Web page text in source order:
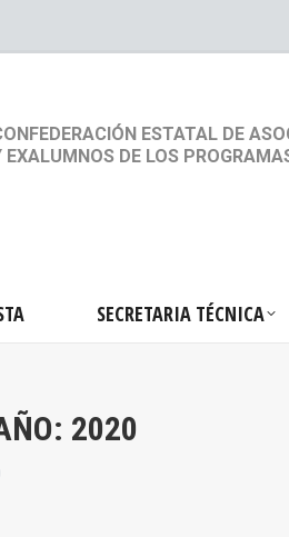
ESTATAL DE
EXALUMNOS DE LOS
SECRETARIA TÉCNICA
2020